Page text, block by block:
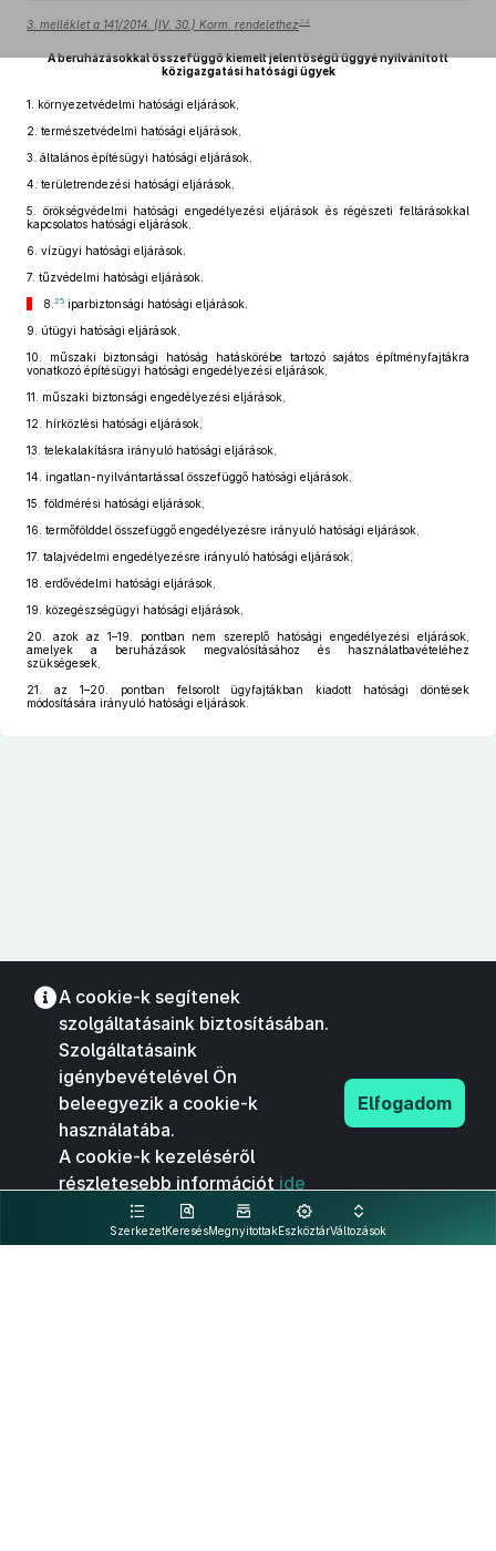
3. melléklet a 141/2014. (IV. 30.) Korm. rendelethez 24
A beruházásokkal összefüggő kiemelt jelentőségű üggyé nyilvánított
közigazgatási hatósági ügyek
1.
környezetvédelmi hatósági eljárások,
2. természetvédelmi hatósági eljárások,
3. általános építésügyi hatósági eljárások,
4. területrendezési hatósági eljárások,
5.
örökségvédelmi hatósági engedélyezési eljárások és régészeti feltárásokkal
kapcsolatos hatósági eljárások,
6. vízügyi hatósági eljárások,
7. tűzvédelmi hatósági eljárások,
8. 25iparbiztonsági hatósági eljárások,
9.
útügyi hatósági eljárások,
10.
műszaki biztonsági hatóság hatáskörébe tartozó sajátos építményfajtákra
vonatkozó építésügyi hatósági engedélyezési eljárások,
11.
műszaki biztonsági engedélyezési eljárások,
12.
hírközlési hatósági eljárások,
13. telekalakításra irányuló hatósági eljárások,
14. ingatlan-nyilvántartással összefüggő hatósági eljárások,
15. földmérési hatósági eljárások,
16. termőfölddel összefüggő engedélyezésre irányuló hatósági eljárások,
17. talajvédelmi engedélyezésre irányuló hatósági eljárások,
18. erdővédelmi hatósági eljárások,
19.
közegészségügyi hatósági eljárások,
20.
azok az 1–19. pontban nem szereplő hatósági engedélyezési eljárások,
amelyek a beruházások megvalósításához és használatbavételéhez
szükségesek,
21.
az 1–20. pontban felsorolt ügyfajtákban kiadott hatósági döntések
módosítására irányuló hatósági eljárások.
SzerkezetKeresésMegnyitottakEszköztárVáltozások
A cookie-k segítenek
szolgáltatásaink biztosításában.
Szolgáltatásaink
igénybevételével Ön
beleegyezik a cookie-k
használatába.
A cookie-k kezeléséről
részletesebb információt ide
kattintva olvashat.
Elfogadom